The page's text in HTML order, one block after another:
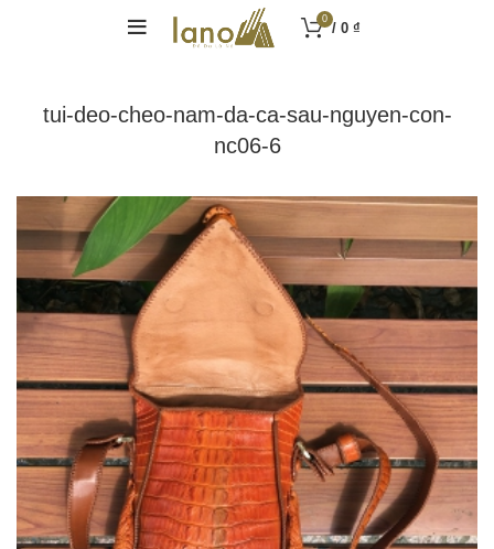
0
/ 0 ₫
tui-deo-cheo-nam-da-ca-sau-nguyen-con-
nc06-6